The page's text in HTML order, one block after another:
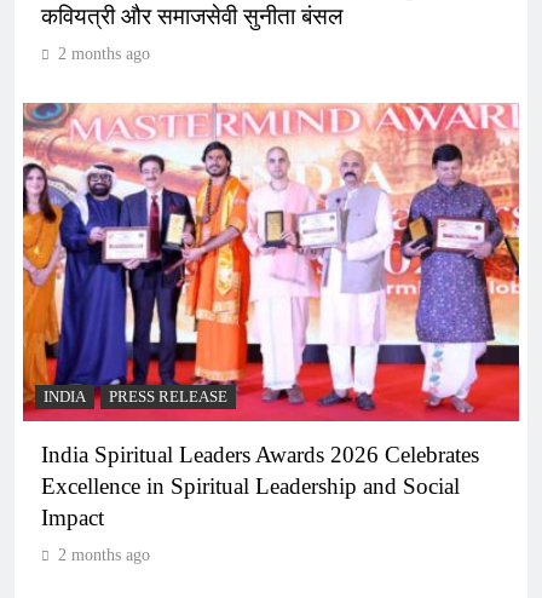
कवियत्री और समाजसेवी सुनीता बंसल
2 months ago
INDIA PRESS RELEASE
India Spiritual Leaders Awards 2026 Celebrates
Excellence in Spiritual Leadership and Social
Impact
2 months ago